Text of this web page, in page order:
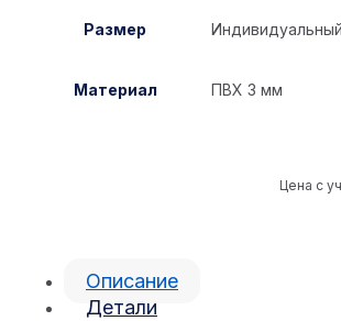
Размер Индивидуальный
Материал ПВХ 3 мм
Цена с
Описание
Детали